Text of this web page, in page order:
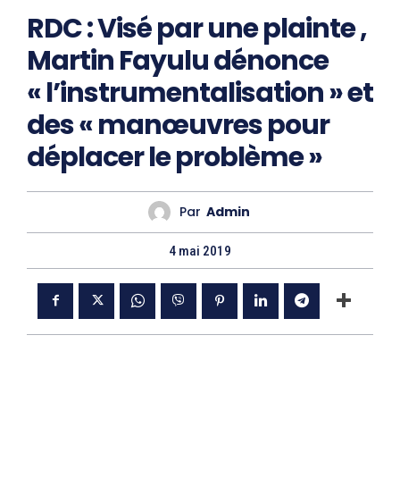
RDC : Visé par une plainte ,
Martin Fayulu dénonce
« l’instrumentalisation » et
des « manœuvres pour
déplacer le problème »
Par Admin
4 mai 2019